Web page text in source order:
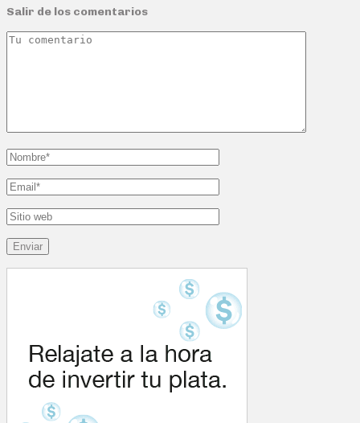
Salir de los comentarios